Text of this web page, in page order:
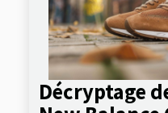
Décryptage